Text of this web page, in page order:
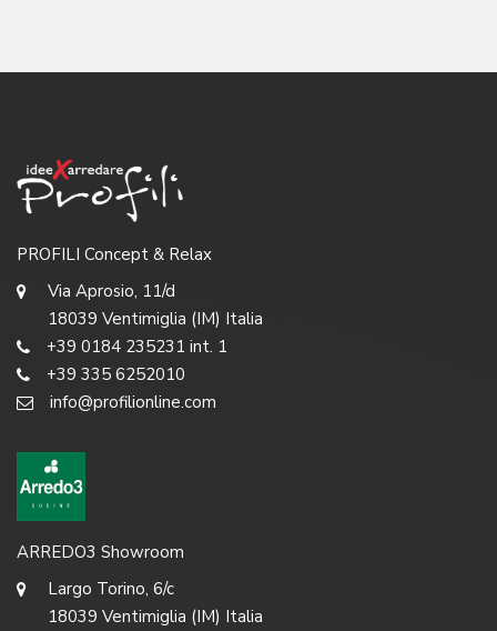
PROFILI Concept & Relax
Via Aprosio, 11/d
18039 Ventimiglia (IM) Italia
+39 0184 235231 int. 1
+39 335 6252010
info@profilionline.com
ARREDO3 Showroom
Largo Torino, 6/c
18039 Ventimiglia (IM) Italia